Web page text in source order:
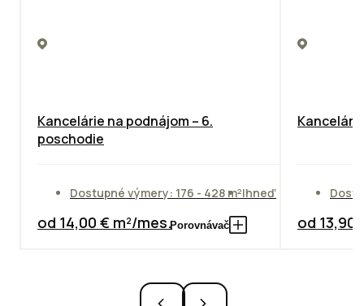
Kancelárie na podnájom – 6.
poschodie
Dostupné výmery: 176 - 428 m²Ihneď
od 14,00 € m²/mes.Porovnávač od 13,90